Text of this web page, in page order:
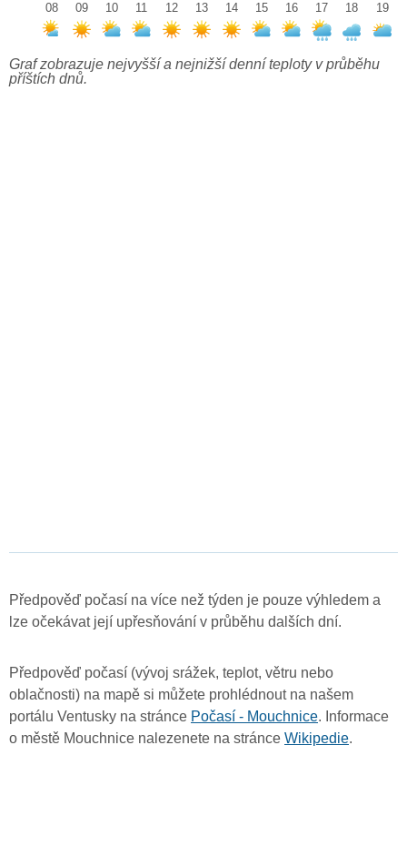
08
09
10
11
12
13
14
15
16
17
18
19
Graf zobrazuje nejvyšší a nejnižší denní teploty v průběhu
příštích dnů.
Předpověď počasí na více než týden je pouze výhledem a
lze očekávat její upřesňování v průběhu dalších dní.
Předpověď počasí (vývoj srážek, teplot, větru nebo
oblačnosti) na mapě si můžete prohlédnout na našem
portálu Ventusky na stránce Počasí - Mouchnice. Informace
o městě Mouchnice nalezenete na stránce Wikipedie.